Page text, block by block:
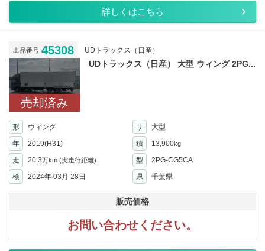
詳しくはこちら
出品番号 45308 UDトラックス（日産）
売却済み
UDトラックス（日産） 大型 ウィング 2PG...
形 ウィング サ
大型
年
2019(H31) 積 13,900kg
走 20.3万km (実走行距離) 型
2PG-CG5CA
検
2024年 03月 28日 県 千葉県
販売価格
お問い合わせください。